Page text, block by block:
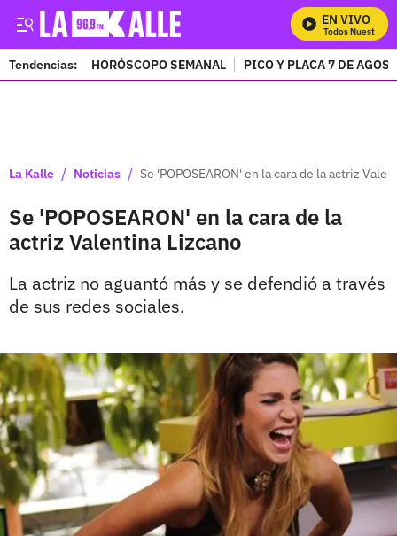
EN VIVO
Mira Todos Nuestros
Tendencias: HORÓSCOPO SEMANAL PICO Y PLACA 7 DE
La Kalle / Noticias / Se 'POPOSEARON' en la cara de la actriz
Se 'POPOSEARON' en la cara de la
actriz Valentina Lizcano
La actriz no aguantó más y se defendió a través
de sus redes sociales.